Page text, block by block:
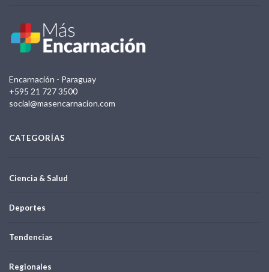
Encarnación - Paraguay
+595 21 727 3500
social@masencarnacion.com
CATEGORÍAS
Ciencia & Salud
Deportes
Tendencias
Regionales